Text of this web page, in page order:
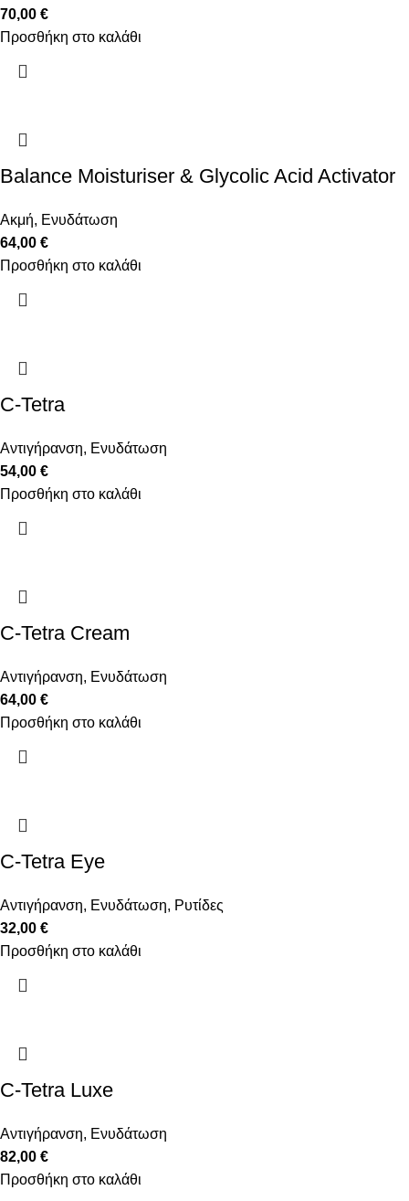
70,00 €
Προσθήκη στο καλάθι
Balance Moisturiser & Glycolic Acid Activator
Ακμή, Ενυδάτωση
64,00 €
Προσθήκη στο καλάθι
C-Tetra
Αντιγήρανση, Ενυδάτωση
54,00 €
Προσθήκη στο καλάθι
C-Tetra Cream
Αντιγήρανση, Ενυδάτωση
64,00 €
Προσθήκη στο καλάθι
C-Tetra Eye
Αντιγήρανση, Ενυδάτωση, Ρυτίδες
32,00 €
Προσθήκη στο καλάθι
C-Tetra Luxe
Αντιγήρανση, Ενυδάτωση
82,00 €
Προσθήκη στο καλάθι